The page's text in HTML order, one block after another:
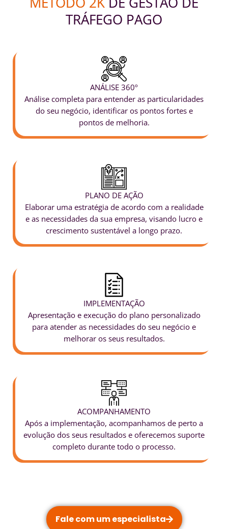
TRÁFEGO PAGO
ANÁLISE 360º​
Análise completa para entender as particularidades
do seu negócio, identificar os pontos fortes e
pontos de melhoria.
PLANO DE AÇÃO​
Elaborar uma estratégia de acordo com a realidade
e as necessidades da sua empresa, visando lucro e
crescimento sustentável a longo prazo.
IMPLEMENTAÇÃO
Apresentação e execução do plano personalizado
para atender as necessidades do seu negócio e
melhorar os seus resultados.
ACOMPANHAMENTO
Após a implementação, acompanhamos de perto a
evolução dos seus resultados e oferecemos suporte
completo durante todo o processo.
Fale com um especialista